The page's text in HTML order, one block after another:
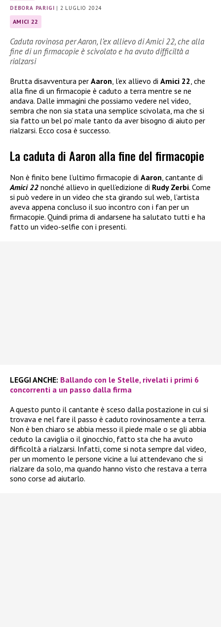
DEBORA PARIGI | 2 LUGLIO 2024
AMICI 22
Caduta rovinosa per Aaron, l’ex allievo di Amici 22, che alla
fine di un firmacopie è scivolato e ha avuto difficiltà a
rialzarsi
Brutta disavventura per Aaron, l’ex allievo di Amici 22, che
alla fine di un firmacopie è caduto a terra mentre se ne
andava. Dalle immagini che possiamo vedere nel video,
sembra che non sia stata una semplice scivolata, ma che si
sia fatto un bel po’ male tanto da aver bisogno di aiuto per
rialzarsi. Ecco cosa è successo.
La caduta di Aaron alla fine del firmacopie
Non è finito bene l’ultimo firmacopie di Aaron , cantante di
Amici 22 nonché allievo in quell’edizione di Rudy Zerbi. Come
si può vedere in un video che sta girando sul web, l’artista
aveva appena concluso il suo incontro con i fan per un
firmacopie. Quindi prima di andarsene ha salutato tutti e ha
fatto un video-selfie con i presenti.
LEGGI ANCHE: Ballando con le Stelle, rivelati i primi 6
concorrenti a un passo dalla firma
A questo punto il cantante è sceso dalla postazione in cui si
trovava e nel fare il passo è caduto rovinosamente a terra.
Non è ben chiaro se abbia messo il piede male o se gli abbia
ceduto la caviglia o il ginocchio, fatto sta che ha avuto
difficoltà a rialzarsi. Infatti, come si nota sempre dal video,
per un momento le persone vicine a lui attendevano che si
rialzare da solo, ma quando hanno visto che restava a terra
sono corse ad aiutarlo.